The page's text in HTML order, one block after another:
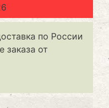
по России
заказа от